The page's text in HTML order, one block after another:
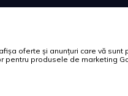
oferte și anunțuri care vă sunt
pentru produsele de marketing